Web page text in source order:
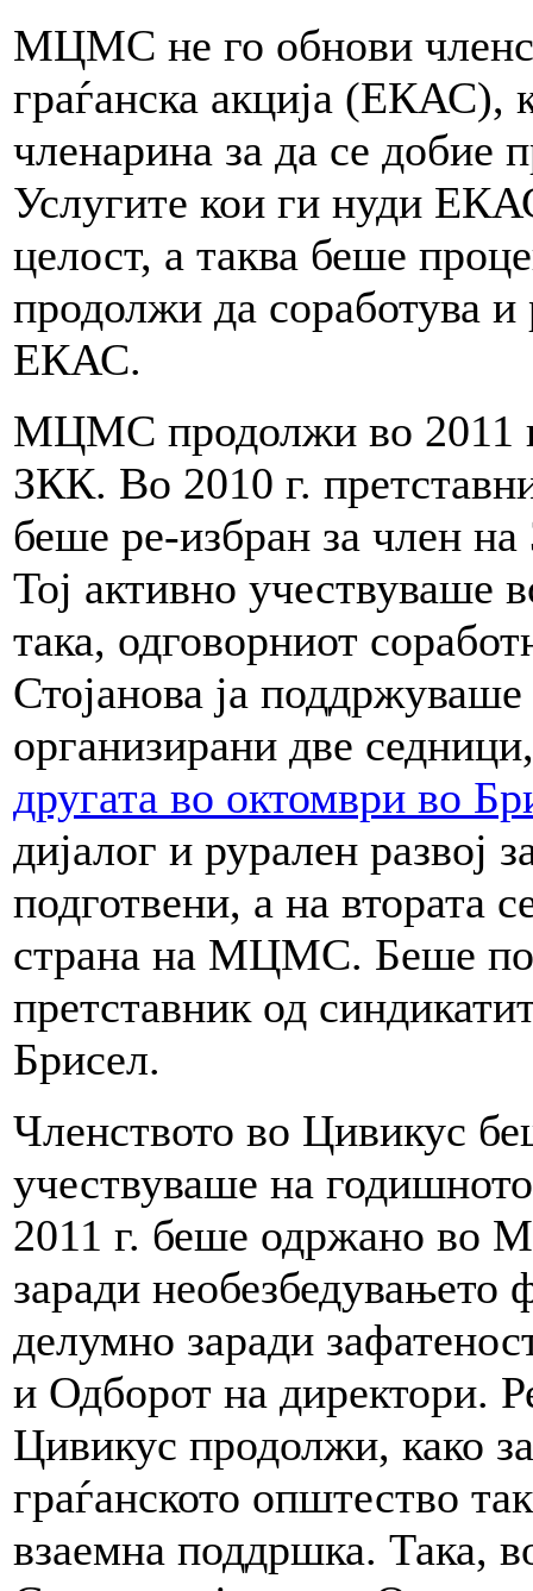
МЦМС не го обнови
граѓанска акција (ЕКАС),
членарина за да се добие
Услугите кои ги нуди
целост, а таква беше
продолжи да соработува
ЕКАС.
МЦМС продолжи во 2011
ЗКК. Во 2010 г.
беше ре-избран за член
Тој активно учествуваше
така, одговорниот
Стојанова ја
организирани две седници,
другата во октомври во
дијалог и рурален развој
подготвени, а на втората
страна на МЦМС. Беше
претставник од
Брисел.
Членството во Цивикус
учествуваше на
2011 г. беше одржано во
заради необезбедувањето
делумно заради
и Одборот на директори.
Цивикус продолжи, како
граѓанското општество
взаемна поддршка. Така,